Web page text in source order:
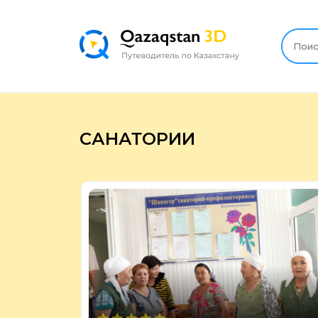
САНАТОРИИ